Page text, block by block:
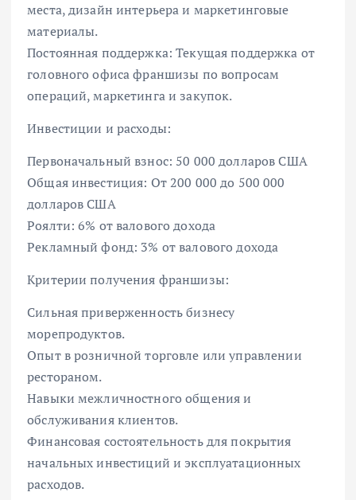
места, дизайн интерьера и маркетинговые
материалы.
Постоянная поддержка: Текущая поддержка от
головного офиса франшизы по вопросам
операций, маркетинга и закупок.
Инвестиции и расходы:
Первоначальный взнос: 50 000 долларов США
Общая инвестиция: От 200 000 до 500 000
долларов США
Роялти: 6% от валового дохода
Рекламный фонд: 3% от валового дохода
Критерии получения франшизы:
Сильная приверженность бизнесу
морепродуктов.
Опыт в розничной торговле или управлении
рестораном.
Навыки межличностного общения и
обслуживания клиентов.
Финансовая состоятельность для покрытия
начальных инвестиций и эксплуатационных
расходов.